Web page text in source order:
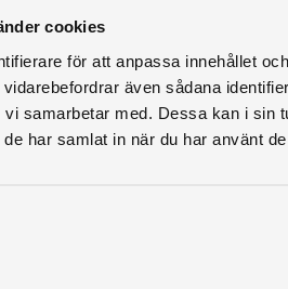
cookies
för att anpassa innehållet
även sådana
samarbetar med. Dessa kan i sin
har samlat in när du har använt